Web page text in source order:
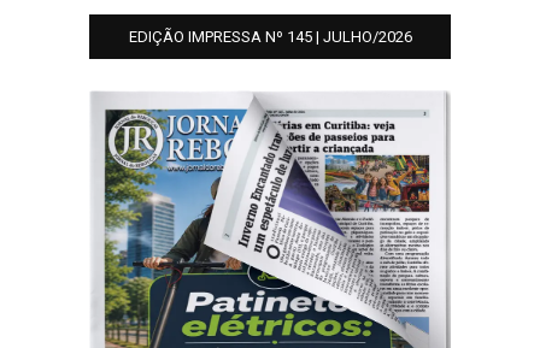
EDIÇÃO IMPRESSA Nº 145 | JULHO/2026